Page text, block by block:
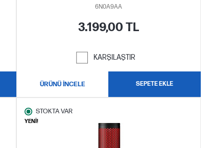
6N0A9AA
3.199,00 TL
KARŞILAŞTIR
ÜRÜNÜ İNCELE SEPETE EKLE
STOKTA VAR
YENİ!